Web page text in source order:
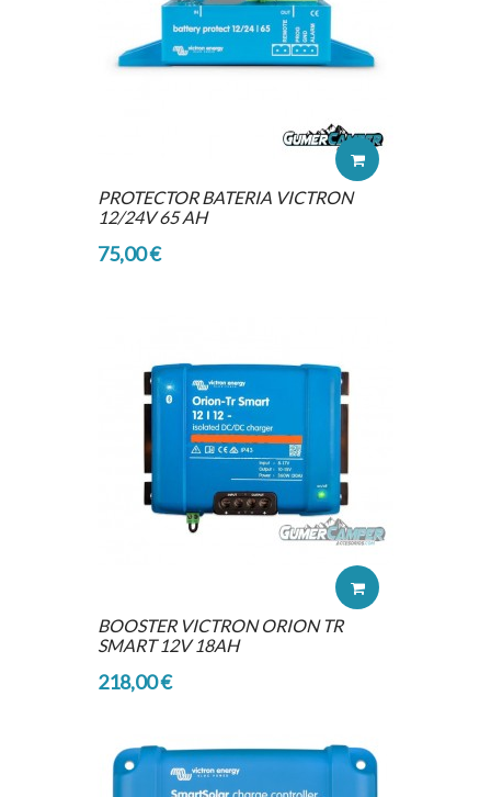
PROTECTOR BATERIA VICTRON
12/24V 65 AH
75,00 €
BOOSTER VICTRON ORION TR
SMART 12V 18AH
218,00 €